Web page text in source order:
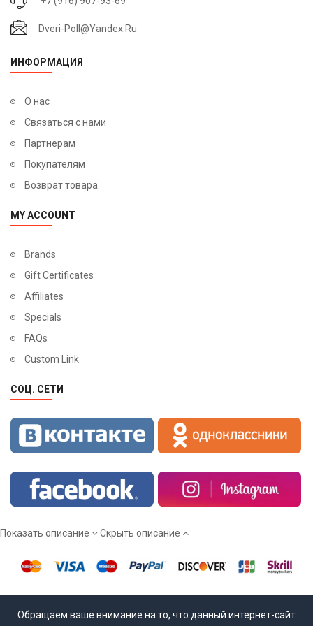
Dveri-Poll@yandex.ru
ИНФОРМАЦИЯ
О нас
Связаться с нами
Партнерам
Покупателям
Возврат товара
MY ACCOUNT
Brands
Gift Certificates
Affiliates
Specials
FAQs
Custom Link
СОЦ. СЕТИ
Показать описание Скрыть описание
Обращаем ваше внимание на то, что данный интернет-сайт